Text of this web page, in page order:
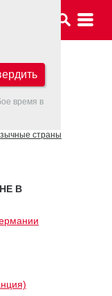
страны
В
время в